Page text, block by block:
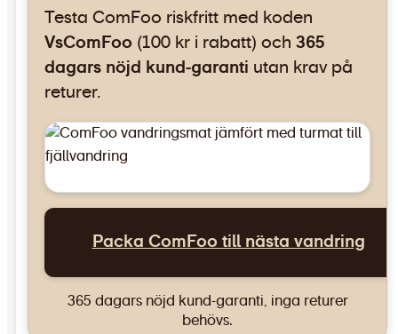
Testa ComFoo riskfritt med koden
VsComFoo (100 kr i rabatt) och 365
dagars nöjd kund-garanti utan krav på
returer.
Packa ComFoo till nästa vandring
365 dagars nöjd kund-garanti, inga returer
behövs.